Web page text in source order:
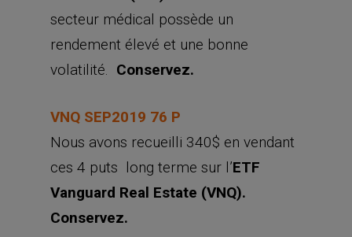
secteur médical possède un
rendement élevé et une bonne
volatilité. Conservez.
VNQ SEP2019 76 P
Nous avons recueilli 340$ en vendant
ces 4 puts long terme sur l’ETF
Vanguard Real Estate (VNQ).
Conservez.